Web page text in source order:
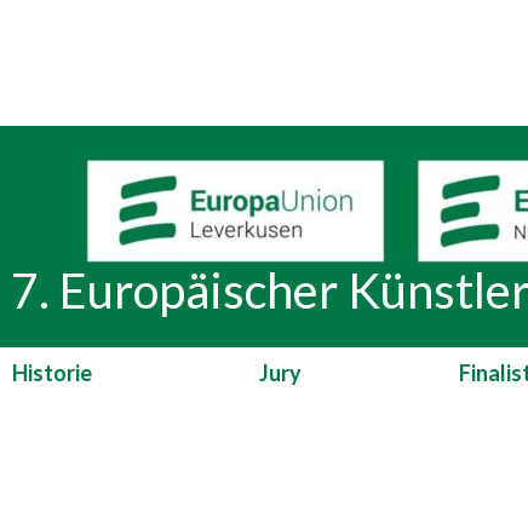
7. Europäischer
Historie Jury